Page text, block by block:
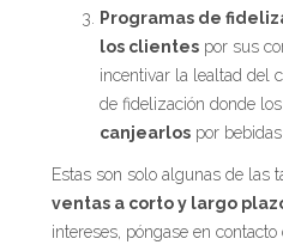
Programas de
los clientes por sus
incentivar la lealtad del
de fidelización donde
canjearlos por
Estas son solo algunas de las
ventas a corto y largo
intereses, póngase en